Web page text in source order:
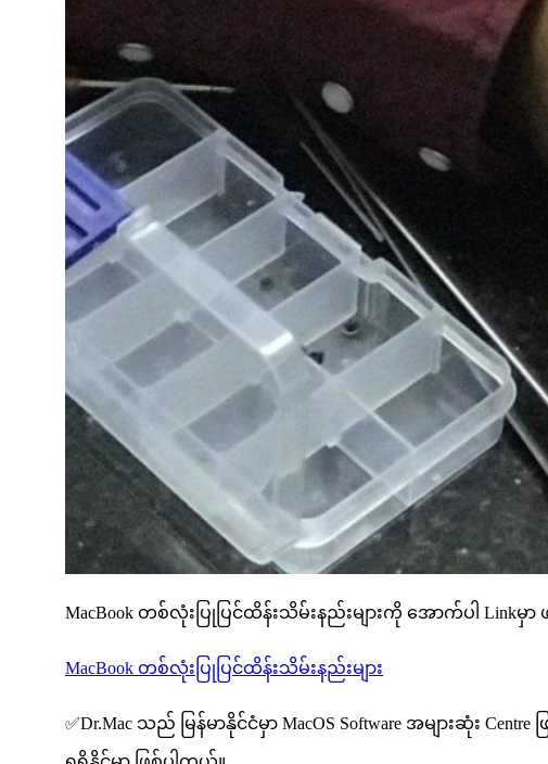
MacBook တစ်လုံးပြုပြင်ထိန်းသိမ်းနည်းများကို အောက်ပါ Link
MacBook တစ်လုံးပြုပြင်ထိန်းသိမ်းနည်းများ
✅Dr.Mac သည် မြန်မာနိုင်ငံမှာ MacOS Software အများဆုံး